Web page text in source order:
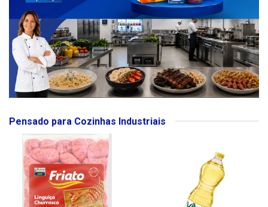
Pensado para Cozinhas Industriais